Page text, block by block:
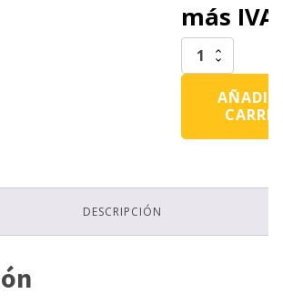
más IVA
Barrera
WT
Naranja
Reflejante
AÑADIR
DESCRIPCIÓN